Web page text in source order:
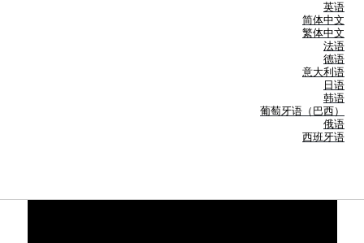
英语
简体中文
繁体中文
法语
德语
意大利语
日语
韩语
葡萄牙语（巴西）
俄语
西班牙语